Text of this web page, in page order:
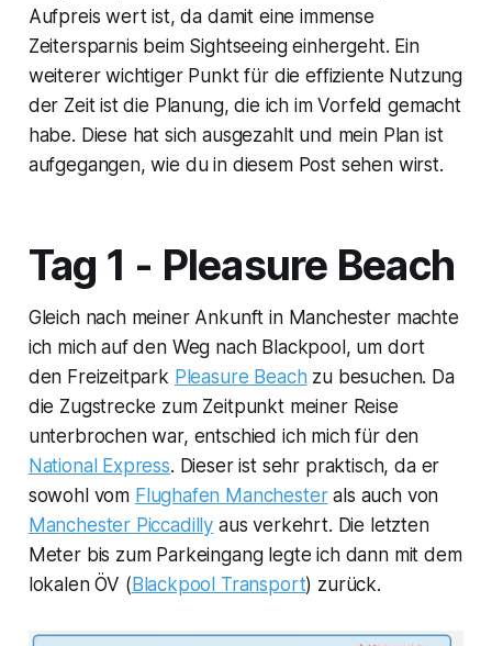
Aufpreis wert ist, da damit eine immense
Zeitersparnis beim Sightseeing einhergeht. Ein
weiterer wichtiger Punkt für die effiziente Nutzung
der Zeit ist die Planung, die ich im Vorfeld gemacht
habe. Diese hat sich ausgezahlt und mein Plan ist
aufgegangen, wie du in diesem Post sehen wirst.
Tag 1 - Pleasure Beach
Gleich nach meiner Ankunft in Manchester machte
ich mich auf den Weg nach Blackpool, um dort
den Freizeitpark Pleasure Beach zu besuchen. Da
die Zugstrecke zum Zeitpunkt meiner Reise
unterbrochen war, entschied ich mich für den
National Express. Dieser ist sehr praktisch, da er
sowohl vom Flughafen Manchesterals auch von
Manchester Piccadilly aus verkehrt. Die letzten
Meter bis zum Parkeingang legte ich dann mit dem
lokalen ÖV ( Blackpool Transport) zurück.